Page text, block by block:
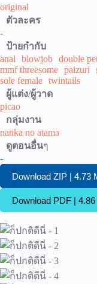
original
ตัวละคร
-
ป้ายกำกับ
anal
blowjob double
mmf threesome paizuri
sole female twintails
ผู้แต่ง/ผู้วาด
picao
กลุ่มงาน
nanka no atama
ดูตอนอื่นๆ
-
Download ZIP | 4.73
Download PDF |